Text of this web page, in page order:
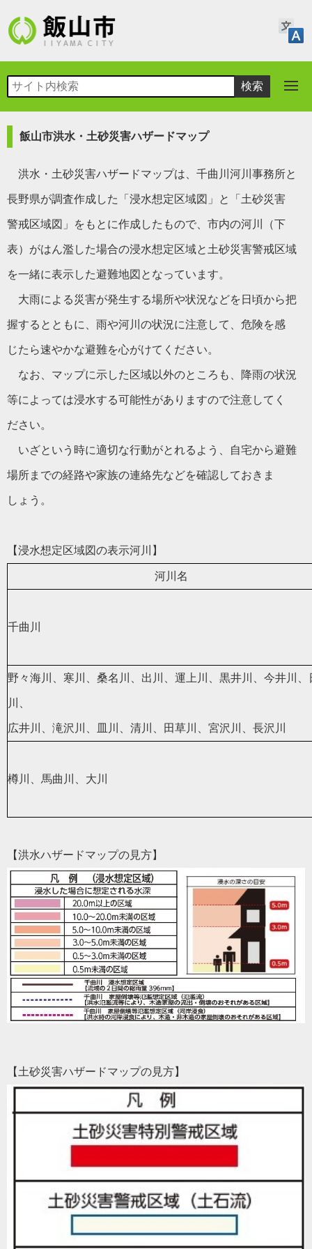
飯山市洪水・土砂災害ハザードマップ
洪水・土砂災害ハザードマップは、千曲川河川事務所と
長野県が調査作成した「浸水想定区域図」と「土砂災害
警戒区域図」をもとに作成したもので、市内の河川（下
表）がはん濫した場合の浸水想定区域と土砂災害警戒区域
を一緒に表示した避難地図となっています。
大雨による災害が発生する場所や状況などを日頃から把
握するとともに、雨や河川の状況に注意して、危険を感
じたら速やかな避難を心がけてください。
なお、マップに示した区域以外のところも、降雨の状況
等によっては浸水する可能性がありますので注意してく
ださい。
いざという時に適切な行動がとれるよう、自宅から避難
場所までの経路や家族の連絡先などを確認しておきま
しょう。
【浸水想定区域図の表示河川】
河川名
千曲川
野々海川、寒川、桑名川、出川、運上川、黒井川、今井川、
川、
広井川、滝沢川、皿川、清川、田草川、宮沢川、長沢川
樽川、馬曲川、大川
【洪水ハザードマップの見方】
【土砂災害ハザードマップの見方】